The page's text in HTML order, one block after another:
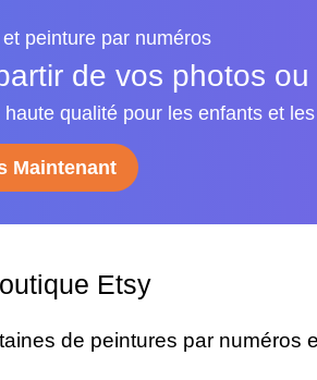
peinture par numéros
de vos photos
qualité pour les enfants et
Maintenant
Etsy
de peintures par numéros